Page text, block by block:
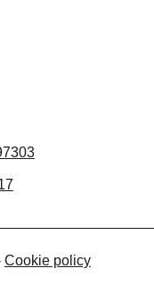
Cookie policy